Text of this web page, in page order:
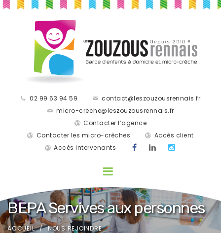
02 99 63 94 59
contact@leszouzousrennais.fr
micro-creche@leszouzousrennais.fr
Contacter l’agence
Contacter les micro-crèches
Accès client
Accès intervenants
BEPA Servives aux personnes
ACCUEIL
NOUS REJOINDRE